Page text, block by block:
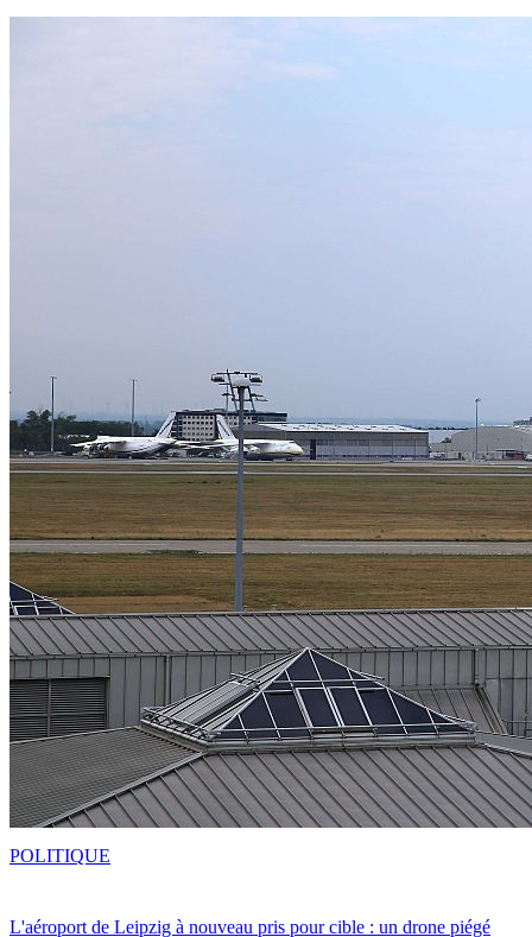
L'aéroport de Leipzig à nouveau pris pour cible : un drone piégé
POLITIQUE